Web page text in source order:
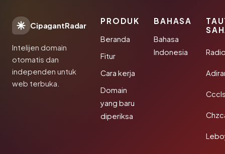
CipagantRadar
Intelijen domain
otomatis dan
independen untuk
web terbuka.
PRODUK
Beranda
Fitur
Cara kerja
Domain
yang baru
diperiksa
BAHASA
Bahasa
Indonesia